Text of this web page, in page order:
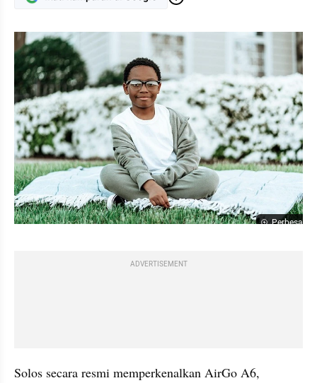
Perbesar
ADVERTISEMENT
Solos secara resmi memperkenalkan AirGo A6,